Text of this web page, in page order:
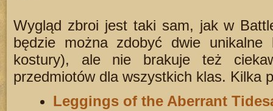
Wygląd zbroi jest taki sam, jak w
będzie można zdobyć dwie unikalne
kostury), ale nie brakuje też
przedmiotów dla wszystkich klas. Kilka
Leggings of the Aberrant